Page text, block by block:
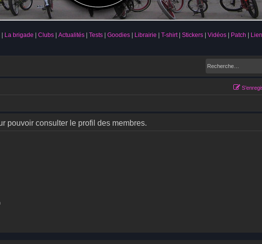
La brigade Clubs Actualités Tests Goodies Librairie T-shirt Stickers Vidéos Patch
pouvoir consulter le profil des membres.